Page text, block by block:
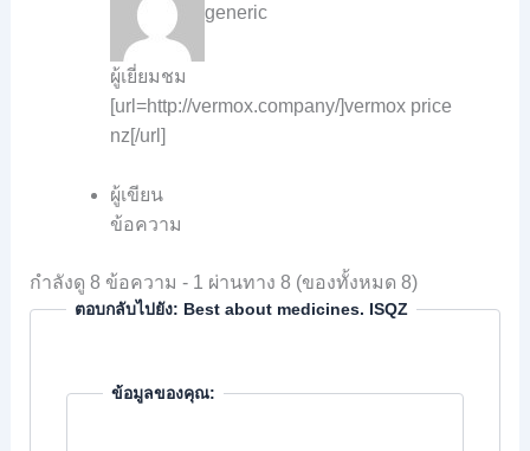
generic
ผู้เยี่ยมชม
[url=http://vermox.company/]vermox price
nz[/url]
ผู้เขียน
ข้อความ
กำลังดู 8 ข้อความ - 1 ผ่านทาง 8 (ของทั้งหมด 8)
ตอบกลับไปยัง: Best about medicines. ISQZ
ข้อมูลของคุณ: